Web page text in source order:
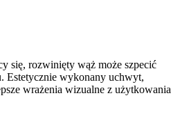
się, rozwinięty wąż może szpecić
Estetycznie wykonany uchwyt,
wrażenia wizualne z użytkowania